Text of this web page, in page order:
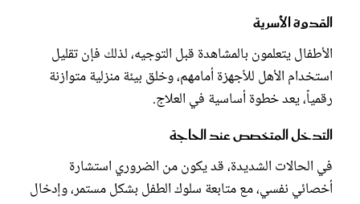
القدوة الأسرية
الأطفال يتعلمون بالمشاهدة قبل التوجيه، لذلك فإن تقليل
استخدام الأهل للأجهزة أمامهم، وخلق بيئة منزلية متوازنة
رقمياً، يعد خطوة أساسية في العلاج.
التدخل المتخصص عند الحاجة
في الحالات الشديدة، قد يكون من الضروري استشارة
أخصائي نفسي، مع متابعة سلوك الطفل بشكل مستمر، وإدخال